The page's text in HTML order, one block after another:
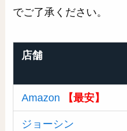
でご了承ください。
店舗
Amazon 【最安】
ジョーシン